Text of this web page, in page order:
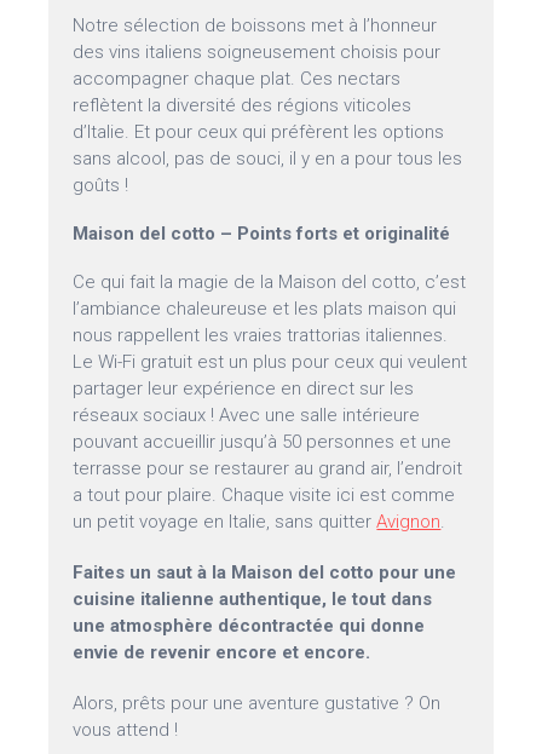
Notre sélection de boissons met à l’honneur
des vins italiens soigneusement choisis pour
accompagner chaque plat. Ces nectars
reflètent la diversité des régions viticoles
d’Italie. Et pour ceux qui préfèrent les options
sans alcool, pas de souci, il y en a pour tous les
goûts !
Maison del cotto – Points forts et originalité
Ce qui fait la magie de la Maison del cotto, c’est
l’ambiance chaleureuse et les plats maison qui
nous rappellent les vraies trattorias italiennes.
Le Wi-Fi gratuit est un plus pour ceux qui veulent
partager leur expérience en direct sur les
réseaux sociaux ! Avec une salle intérieure
pouvant accueillir jusqu’à 50 personnes et une
terrasse pour se restaurer au grand air, l’endroit
a tout pour plaire. Chaque visite ici est comme
un petit voyage en Italie, sans quitterAvignon.
Faites un saut à la Maison del cotto pour une
cuisine italienne authentique, le tout dans
une atmosphère décontractée qui donne
envie de revenir encore et encore.
Alors, prêts pour une aventure gustative ? On
vous attend !